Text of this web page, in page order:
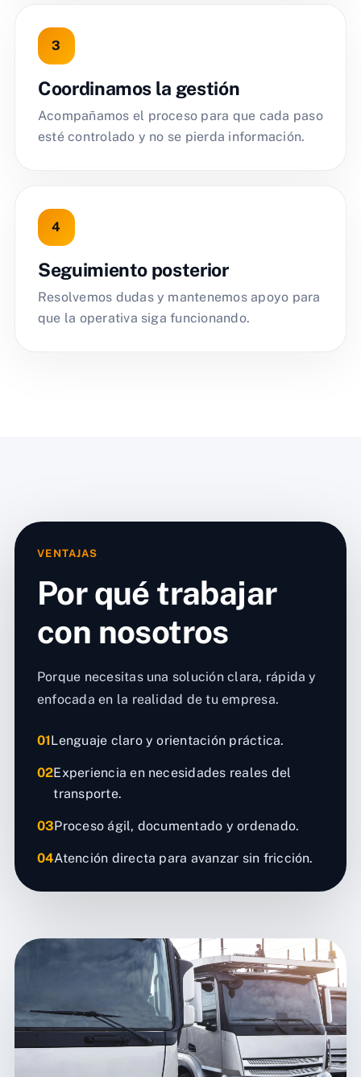
Coordinamos la gestión
Acompañamos el proceso para que cada paso
esté controlado y no se pierda información.
Seguimiento posterior
Resolvemos dudas y mantenemos apoyo para
que la operativa siga funcionando.
VENTAJAS
Por qué trabajar
con nosotros
Porque necesitas una solución clara, rápida y
enfocada en la realidad de tu empresa.
01Lenguaje claro y orientación práctica.
02Experiencia en necesidades reales del
transporte.
03Proceso ágil, documentado y ordenado.
04Atención directa para avanzar sin fricción.